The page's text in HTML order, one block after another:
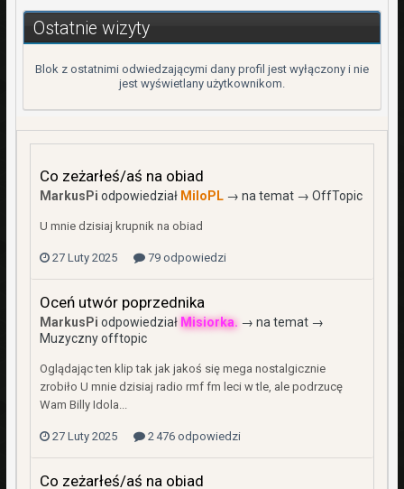
Ostatnie wizyty
Blok z ostatnimi odwiedzającymi dany profil jest wyłączony i nie
jest wyświetlany użytkownikom.
Co zeżarłeś/aś na obiad
MarkusPi odpowiedział MiloPL→ na temat → OffTopic
U mnie dzisiaj krupnik na obiad
27 Luty 2025 79 odpowiedzi
Oceń utwór poprzednika
MarkusPi odpowiedział Misiorka. → na temat →
Muzyczny offtopic
Oglądając ten klip tak jak jakoś się mega nostalgicznie
zrobiło U mnie dzisiaj radio rmf fm leci w tle, ale podrzucę
Wam Billy Idola...
27 Luty 2025 2 476 odpowiedzi
Co zeżarłeś/aś na obiad